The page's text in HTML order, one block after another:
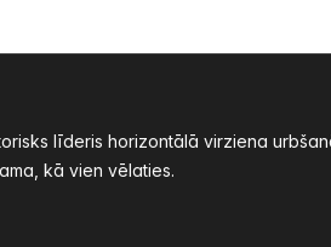
līderis horizontālā virziena
kā vien vēlaties.